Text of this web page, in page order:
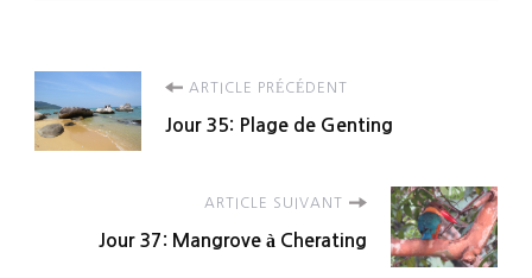
Navigation
d'article
ARTICLE PRÉCÉDENT
Jour 35: Plage de Genting
ARTICLE SUIVANT
Jour 37: Mangrove à Cherating